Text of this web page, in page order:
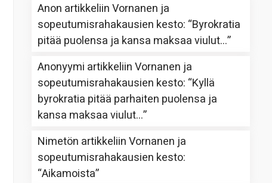
Anon artikkeliinVornanen ja
sopeutumisrahakausien kesto: “Byrokratia
pitää puolensa ja kansa maksaa viulut…”
Anonyymi artikkeliinVornanen ja
sopeutumisrahakausien kesto: “Kyllä
byrokratia pitää parhaiten puolensa ja
kansa maksaa viulut…”
Nimetön artikkeliinVornanen ja
sopeutumisrahakausien kesto:
“Aikamoista”